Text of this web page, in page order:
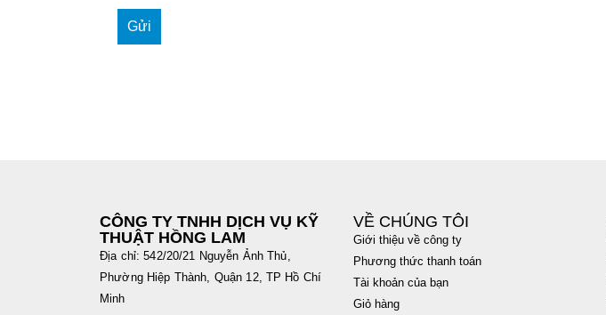
CÔNG TY TNHH DỊCH VỤ KỸ
THUẬT HỒNG LAM
Địa chỉ: 542/20/21 Nguyễn Ảnh Thủ,
Phường Hiệp Thành, Quận 12, TP Hồ Chí
Minh
VỀ CHÚNG TÔI
Giới thiệu về công ty
Phương thức thanh toán
Tài khoản của bạn
Giỏ hàng